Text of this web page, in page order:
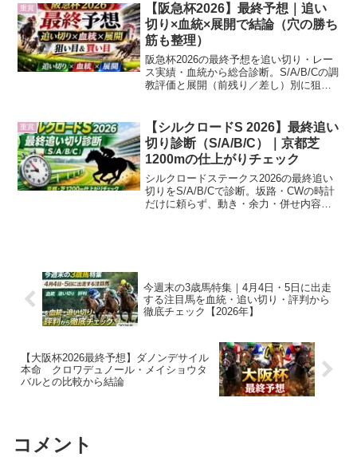
重賞
【阪急杯2026】最終予想｜追い
切り×血統×展開で結論（穴の勝ち
筋も整理）
阪急杯2026の最終予想を追い切り・レー
ス実績・血統から総合診断。S/A/B/Cの調
教評価と展開（前残り／差し）別に狙い
重賞
【シルクロードS 2026】最終追い
切り診断（S/A/B/C）｜京都芝
1200mの仕上がりチェック
シルクロードステークス2026の最終追い
切りをS/A/B/Cで診断。坂路・CWの時計
だけに頼らず、動き・余力・併せ内容と
今週末の3歳馬特集｜4月4日・5日に出走
する注目馬を血統・追い切り・評判から
徹底チェック【2026年】
【大阪杯2026最終予想】ダノンデサイル
本命 クロワデュノール・メイショウタ
バルとの比較から結論
コメント